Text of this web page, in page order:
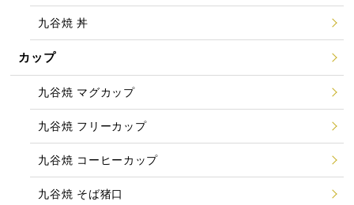
九谷焼 丼
カップ
九谷焼 マグカップ
九谷焼 フリーカップ
九谷焼 コーヒーカップ
九谷焼 そば猪口